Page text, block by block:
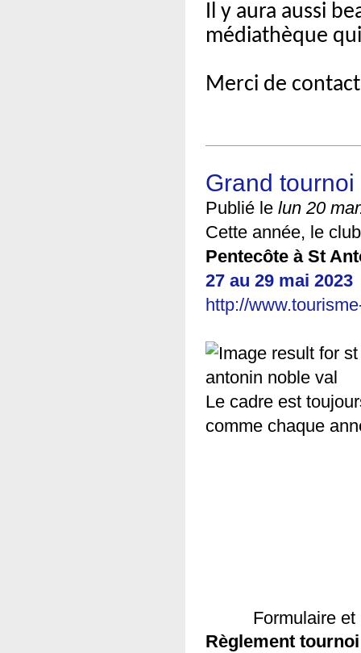
Il y aura aussi
médiathèque
Merci de
Grand
Publié le lun 20
Cette année, le
Pentecôte à St
27 au 29 mai 2023
http://
Le cadre est
comme chaque
Formulaire
Règlement